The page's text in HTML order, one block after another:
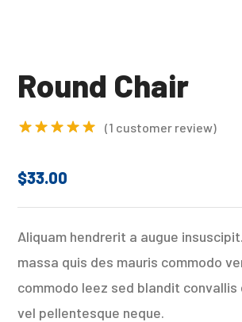
Round Chair
out of 5
1
rating
(1 customer review)
$33.00
Aliquam hendrerit a augue
massa quis des mauris commodo
commodo leez sed blandit convallis
vel pellentesque neque.